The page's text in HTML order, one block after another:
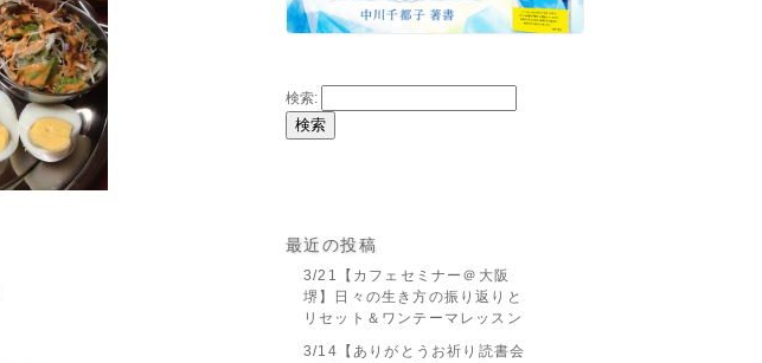
検索:
最近の投稿
3/21【カフェセミナー＠大阪
堺】日々の生き方の振り返りと
リセット＆ワンテーマレッスン
3/14【ありがとうお祈り読書会